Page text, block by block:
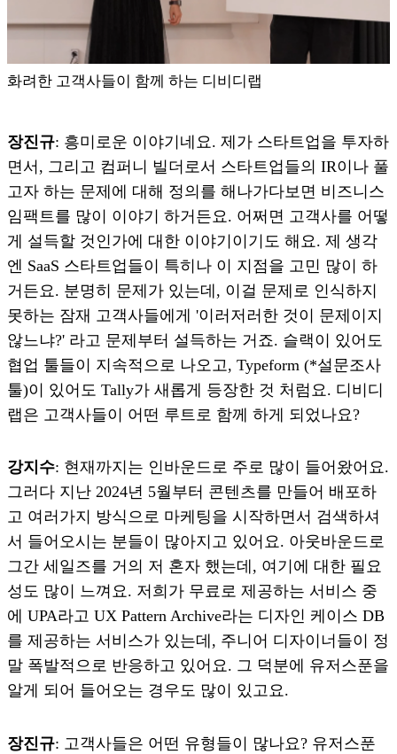
화려한 고객사들이 함께 하는 디비디랩
장진규: 흥미로운 이야기네요. 제가 스타트업을 투자하
면서, 그리고 컴퍼니 빌더로서 스타트업들의 IR이나 풀
고자 하는 문제에 대해 정의를 해나가다보면 비즈니스
임팩트를 많이 이야기 하거든요. 어쩌면 고객사를 어떻
게 설득할 것인가에 대한 이야기이기도 해요. 제 생각
엔 SaaS 스타트업들이 특히나 이 지점을 고민 많이 하
거든요. 분명히 문제가 있는데, 이걸 문제로 인식하지
못하는 잠재 고객사들에게 '이러저러한 것이 문제이지
않느냐?' 라고 문제부터 설득하는 거죠. 슬랙이 있어도
협업 툴들이 지속적으로 나오고, Typeform (*설문조사
툴)이 있어도 Tally가 새롭게 등장한 것 처럼요. 디비디
랩은 고객사들이 어떤 루트로 함께 하게 되었나요?
강지수: 현재까지는 인바운드로 주로 많이 들어왔어요.
그러다 지난 2024년 5월부터 콘텐츠를 만들어 배포하
고 여러가지 방식으로 마케팅을 시작하면서 검색하셔
서 들어오시는 분들이 많아지고 있어요. 아웃바운드로
그간 세일즈를 거의 저 혼자 했는데, 여기에 대한 필요
성도 많이 느껴요. 저희가 무료로 제공하는 서비스 중
에 UPA라고 UX Pattern Archive라는 디자인 케이스 DB
를 제공하는 서비스가 있는데, 주니어 디자이너들이 정
말 폭발적으로 반응하고 있어요. 그 덕분에 유저스푼을
알게 되어 들어오는 경우도 많이 있고요.
장진규: 고객사들은 어떤 유형들이 많나요? 유저스푼